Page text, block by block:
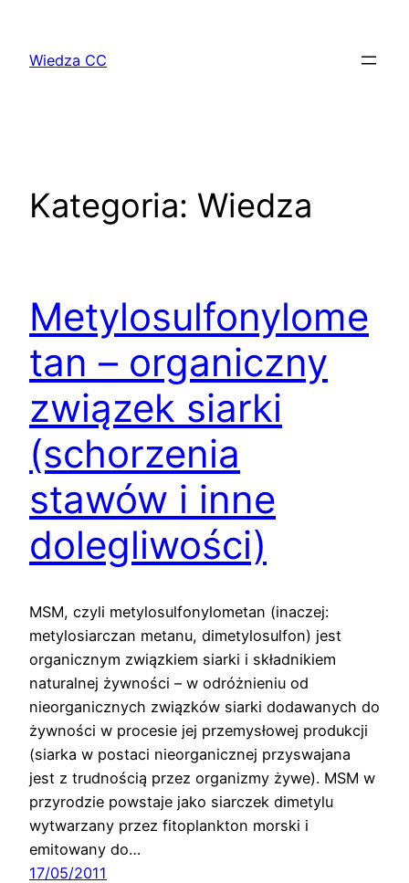
treściWiedza CC
Kategoria: Wiedza
Metylosulfonylome
tan – organiczny
związek siarki
(schorzenia
stawów i inne
dolegliwości)
MSM, czyli metylosulfonylometan (inaczej:
metylosiarczan metanu, dimetylosulfon) jest
organicznym związkiem siarki i składnikiem
naturalnej żywności – w odróżnieniu od
nieorganicznych związków siarki dodawanych do
żywności w procesie jej przemysłowej produkcji
(siarka w postaci nieorganicznej przyswajana
jest z trudnością przez organizmy żywe). MSM w
przyrodzie powstaje jako siarczek dimetylu
wytwarzany przez fitoplankton morski i
emitowany do…
17/05/2011